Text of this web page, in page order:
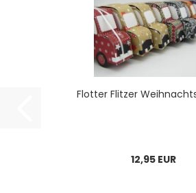
Flot­ter Flit­zer
12,95 EUR